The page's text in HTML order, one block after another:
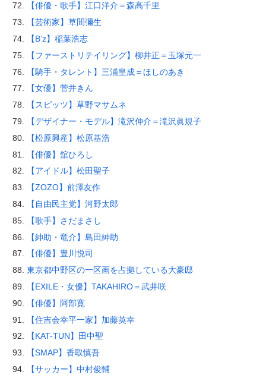
【俳優・歌手】江口洋介＝森高千里
【芸術家】草間彌生
【B’z】稲葉浩志
【ファーストリテイリング】柳井正＝玉塚元一
【騎手・タレント】三浦皇成＝ほしのあき
【女優】菅井きん
【スピッツ】草野マサムネ
【デザイナー・モデル】滝沢伸介＝滝沢眞規子
【松原興産】松原基浩
【俳優】舘ひろし
【アイドル】松田聖子
【ZOZO】前澤友作
【自由民主党】河野太郎
【歌手】さだまさし
【紳助・竜介】島田紳助
【俳優】豊川悦司
東京都中野区の一区画を占拠している大豪邸
【EXILE・女優】TAKAHIRO＝武井咲
【俳優】阿部寛
【住吉会幸平一家】加藤英幸
【KAT-TUN】田中聖
【SMAP】香取慎吾
【サッカー】中村俊輔